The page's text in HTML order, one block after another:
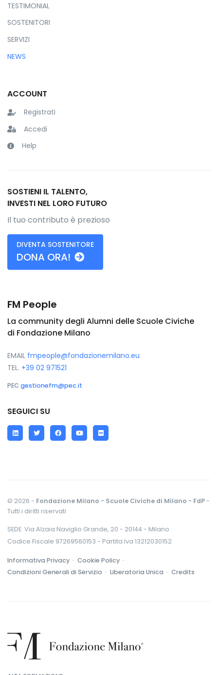
TESTIMONIAL
SOSTENITORI
SERVIZI
NEWS
ACCOUNT
Registrati
Accedi
Help
SOSTIENI IL TALENTO,
INVESTI NEL LORO FUTURO
Il tuo contributo è prezioso
DIVENTA SOSTENITORE
DONA ORA!
FM People
La community degli Alumni delle Scuole Civiche
di Fondazione Milano
EMAIL fmpeople@fondazionemilano.eu
TEL. +39 02 971521
PEC gestionefm@pec.it
SEGUICI SU
LinkedInTwitterFacebookYouTube
Flickr
© 2026 - Fondazione Milano - Scuole Civiche di Milano - FdP-
Tutti i diritti riservati
SEDE: Via Alzaia Naviglio Grande, 20 - 20144 - Milano
Codice Fiscale 97269560153 - Partita Iva 13212030152
Informativa Privacy · Cookie Policy ·
Condizioni Generali di Servizio · Liberatoria Unica · Credits